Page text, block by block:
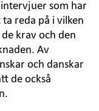
som har
reda på i vilken
krav och den
Av
och danskar
de också